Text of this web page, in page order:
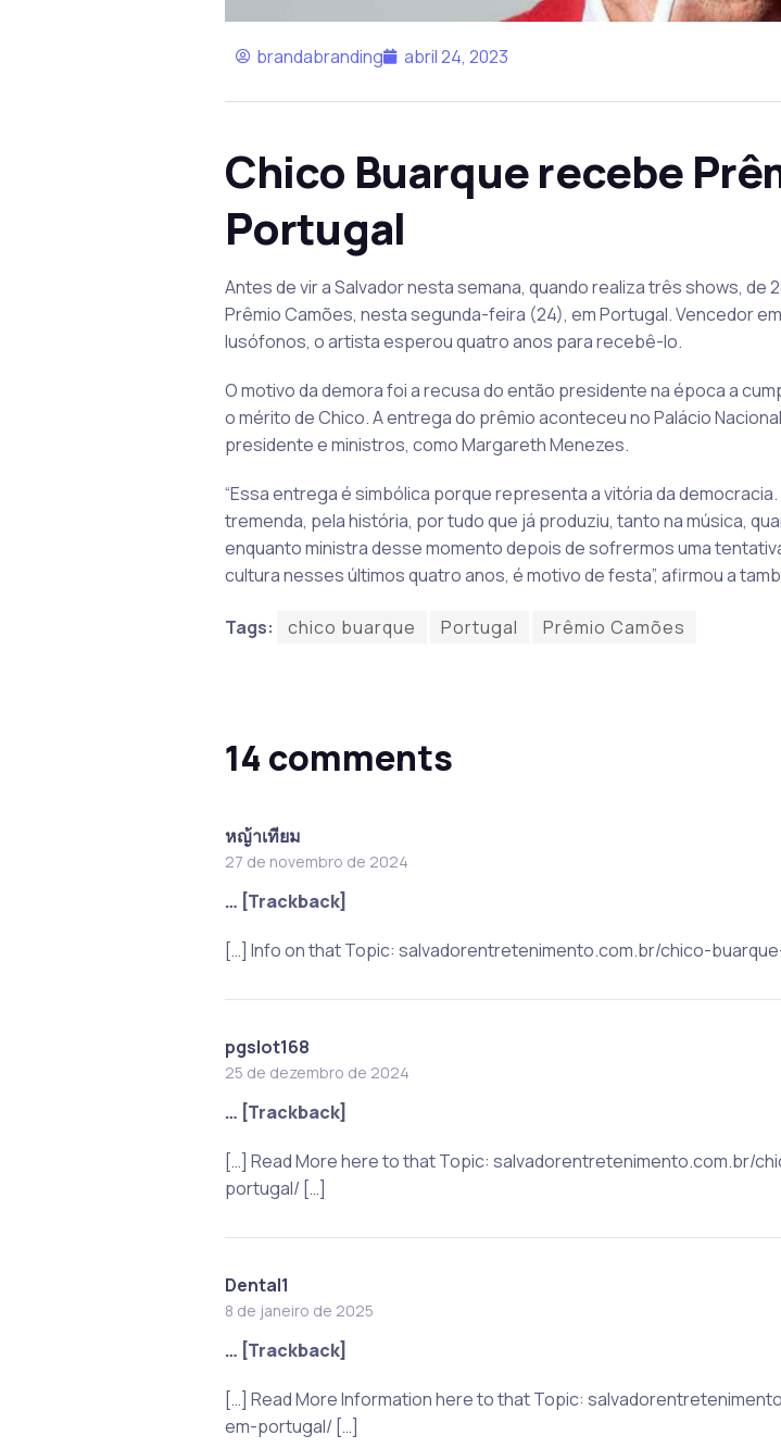
brandabranding abril 24, 2023
Chico Buarque recebe
Portugal
Antes de vir a Salvador nesta semana, quando realiza três shows, de
Prêmio Camões, nesta segunda-feira (24), em Portugal. Vencedor
lusófonos, o artista esperou quatro anos para recebê-lo.
O motivo da demora foi a recusa do então presidente na época a
o mérito de Chico. A entrega do prêmio aconteceu no Palácio
presidente e ministros, como Margareth Menezes.
“Essa entrega é simbólica porque representa a vitória da
tremenda, pela história, por tudo que já produziu, tanto na música,
enquanto ministra desse momento depois de sofrermos uma
cultura nesses últimos quatro anos, é motivo de festa”, afirmou a
Tags: chico buarque Portugal Prêmio Camões
14 comments
หญ้าเทียม
27 de novembro de 2024
… [Trackback]
[…] Info on that Topic: salvadorentretenimento.com.br/chico-
pgslot168
25 de dezembro de 2024
… [Trackback]
[…] Read More here to that Topic: salvadorentretenimento.com.br/
portugal/ […]
Dental1
8 de janeiro de 2025
… [Trackback]
[…] Read More Information here to that Topic:
em-portugal/ […]